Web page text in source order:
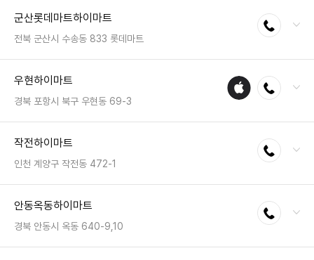
팩스 : 05023331225
영업시간 : 금일 10:00~22:00
군산롯데마트하이마트
전북 군산시 수송동 833 롯데마트
전화연결
팩스 : 05023331231
영업시간 : 금일 10:00~22:00
우현하이마트
경북 포항시 북구 우현동 69-3
애플
수리
전화연결
팩스 : 050-2222-1673
영업시간 : 금일 10:30~20:30
작전하이마트
인천 계양구 작전동 472-1
전화연결
팩스 : 050-2222-0963
영업시간 : 금일 10:30~20:30
안동옥동하이마트
경북 안동시 옥동 640-9,10
전화연결